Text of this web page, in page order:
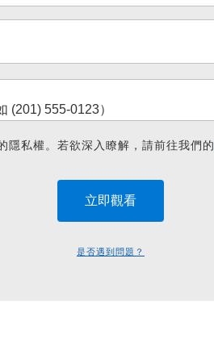
隱私權。若欲深入瞭解，請前往我們的
是否遇到問題？